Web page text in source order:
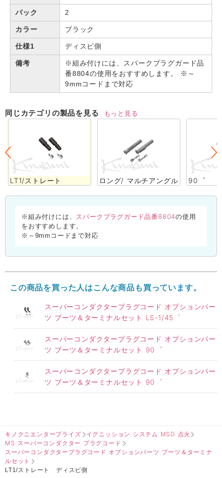
パック 2
カラー ブラック
仕様1 ディスビ側
備考
※組み付けには、スパークプラグガード品
番8804の使用をおすすめします。 ※～
9mmコードまで対応
同じカテゴリの製品を見る もっと見る
LT1/ストレート ロング/ マルチアングル 90゜
※組み付けには、 スパークプラグガード品番8804の使用
をおすすめします。
※～9mmコードまで対応
この商品を買った人はこんな商品も買っています。
スーパーコンダクタープラグコード オプションパー
ツ ブーツ＆ターミナルセット LS-1/45゜
スーパーコンダクタープラグコード オプションパー
ツ ブーツ＆ターミナルセット 90゜
スーパーコンダクタープラグコード オプションパー
ツ ブーツ＆ターミナルセット 90゜
キノクニエンタープライズ
イグニッション システム MSD 点火
MS スーパーコンダクター プラグコード
スーパーコンダクタープラグコード オプションパーツ ブーツ＆ターミナ
ルセット
LT1/ストレート ディスビ側